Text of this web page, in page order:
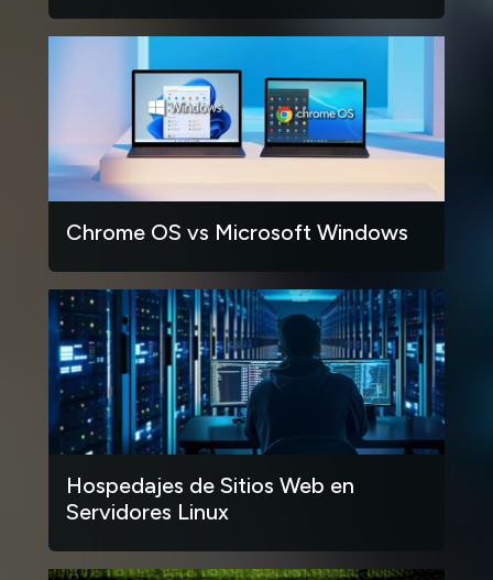
Chrome OS vs Microsoft Windows
Hospedajes de Sitios Web en
Servidores Linux